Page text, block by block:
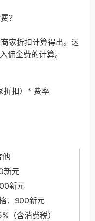
？
家折扣计算得出。运
佣金费的计算。
折扣）* 费率
他
0新元
0新元
：900新元
（含消费税）